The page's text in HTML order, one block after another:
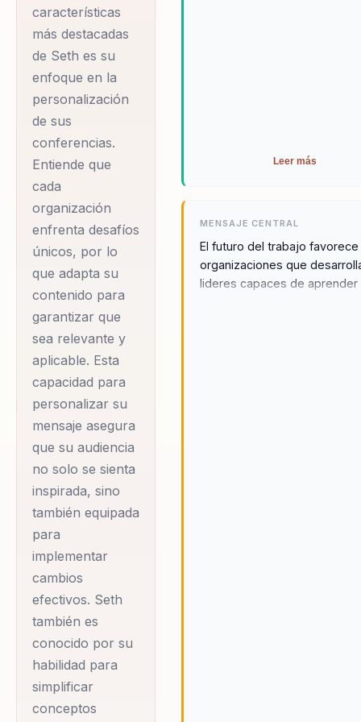
trabajo no solo se
limita a conferencias,
sino que también
incluye
asesoramiento,
coaching y la creación
de herramientas
digitales que
transforman la cultura
corporativa. Seth es
un orador que no solo
informa, sino que
también inspira a las
organizaciones a
crear legados
duraderos.
La metodología de
Seth se basa en un
profundo análisis de
las tendencias
actuales y futuras del
mercado laboral, lo
que le permite ofrecer
soluciones
personalizadas que se
específicas de cada
organización. Su
características
más destacadas
de Seth es su
enfoque en la
personalización
de sus
conferencias.
Entiende que
cada
organización
enfrenta desafíos
únicos, por lo
que adapta su
contenido para
garantizar que
sea relevante y
aplicable. Esta
capacidad para
personalizar su
mensaje asegura
que su audiencia
no solo se sienta
inspirada, sino
también equipada
para
implementar
cambios
efectivos. Seth
también es
conocido por su
habilidad para
simplificar
conceptos
Leer más
MENSAJE CENTRAL
El futuro del trabajo favorece
organizaciones que
lideres capaces de aprender